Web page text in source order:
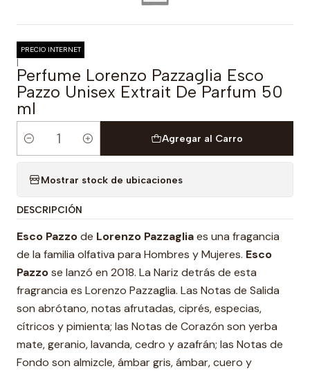
PRECIO INTERNET
|
Perfume Lorenzo Pazzaglia Esco
Pazzo Unisex Extrait De Parfum 50
ml
Cantidad
Agregar al Carro
Mostrar stock de ubicaciones
DESCRIPCIÓN
Esco Pazzode Lorenzo Pazzagliaes una fragancia
de la familia olfativa para Hombres y Mujeres. Esco
Pazzose lanzó en 2018. La Nariz detrás de esta
fragrancia es Lorenzo Pazzaglia. Las Notas de Salida
son abrótano, notas afrutadas, ciprés, especias,
cítricos y pimienta; las Notas de Corazón son yerba
mate, geranio, lavanda, cedro y azafrán; las Notas de
Fondo son almizcle, ámbar gris, ámbar, cuero y